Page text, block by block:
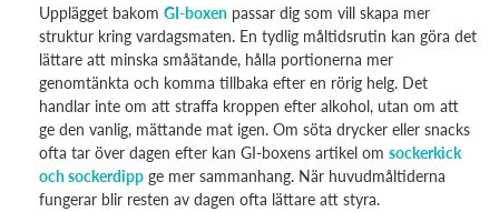
Upplägget bakom GI-boxen passar dig som vill skapa mer
struktur kring vardagsmaten. En tydlig måltidsrutin kan göra det
lättare att minska småätande, hålla portionerna mer
genomtänkta och komma tillbaka efter en rörig helg. Det
handlar inte om att straffa kroppen efter alkohol, utan om att
ge den vanlig, mättande mat igen. Om söta drycker eller snacks
ofta tar över dagen efter kan GI-boxens artikel om sockerkick
och sockerdipp ge mer sammanhang. När huvudmåltiderna
fungerar blir resten av dagen ofta lättare att styra.